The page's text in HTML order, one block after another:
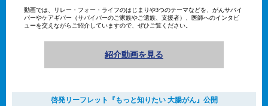
動画では、リレー・フォー・ライフのはじまりや3つのテーマなどを、がんサバイ
バーやケアギバー（サバイバーのご家族やご遺族、支援者）、医師へのインタビ
ューを交えながらご紹介していますので、ぜひご覧ください。
紹介動画を見る
啓発リーフレット『もっと知りたい 大腸がん』公開